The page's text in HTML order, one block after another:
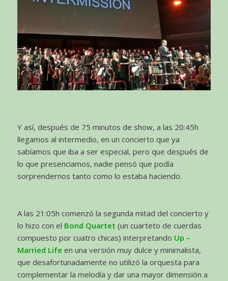
Y así, después de 75 minutos de show, a las 20:45h
llegamos al intermedio, en un concierto que ya
sabíamos que iba a ser especial, pero que después de
lo que presenciamos, nadie pensó que podía
sorprendernos tanto como lo estaba haciendo.
A las 21:05h comenzó la segunda mitad del concierto y
lo hizo con el Bond Quartet (un cuarteto de cuerdas
compuesto por cuatro chicas) interpretando Up –
Married Life en una versión muy dulce y minimalista,
que desafortunadamente no utilizó la orquesta para
complementar la melodía y dar una mayor dimensión a